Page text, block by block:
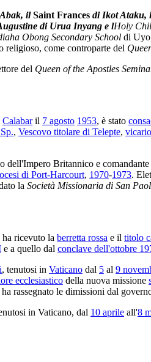
ilSaint Frances di Ikot Ataku,
di Urua Inyang e lHoly
Obong Secondary School di
religioso, come controparte del
del Queen of the Apostles
Calabaril 7 agosto 1953, è stato
, Vescovo titolare di Telepte,
dell'Impero Britannico e
di Port-Harcourt, 1970-1973.
la Società Missionaria di San
ha ricevuto la berretta rossa e il titolo
e a quello dal conclave dell'ottobre
, tenutosi in Vaticano dal 5 al 9
ecclesiastico della nuova missione
ha rassegnato le dimissioni dal
in Vaticano, dal 10 aprile all'8